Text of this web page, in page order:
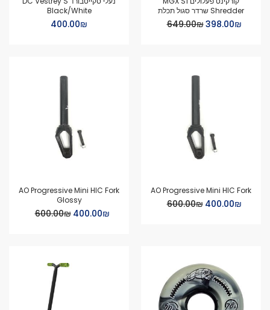
Shredder שרדר סגול תכלת
Special
₪‏398.00
₪‏649.00
Black/White
₪‏400.00
AO Progressive Mini HIC Fork
Special
₪‏400.00
₪‏600.00
AO Progressive Mini HIC Fork
Glossy
Special
₪‏400.00
₪‏600.00